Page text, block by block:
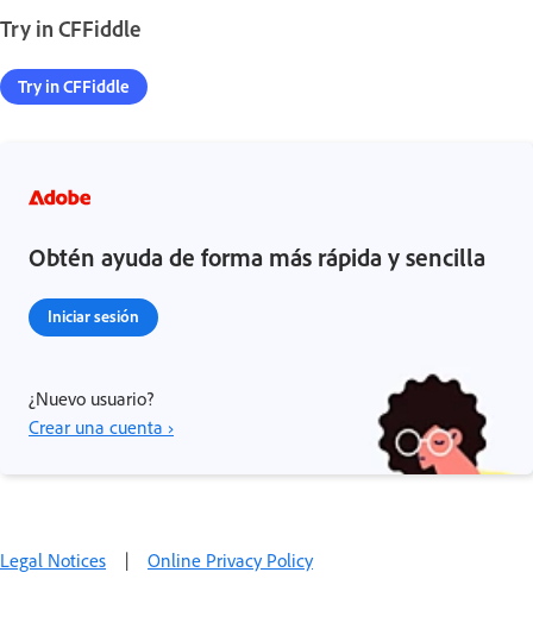
Try in CFFiddle
Try in CFFiddle
Obtén ayuda de forma más rápida y sencilla
Iniciar sesión
¿Nuevo usuario?
Crear una cuenta ›
Legal Notices | Online Privacy Policy